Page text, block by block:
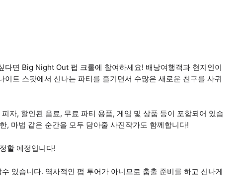
면 Big Night Out 펍 크롤에 참여하세요! 배낭여행객과 현지인이
트 스팟에서 신나는 파티를 즐기면서 수많은 새로운 친구를 사귀
자, 할인된 음료, 무료 파티 용품, 게임 및 상품 등이 포함되어 있습
, 마법 같은 순간을 모두 담아줄 사진작가도 함께합니다!
할 예정입니다!
있습니다. 역사적인 펍 투어가 아니므로 춤출 준비를 하고 신나게